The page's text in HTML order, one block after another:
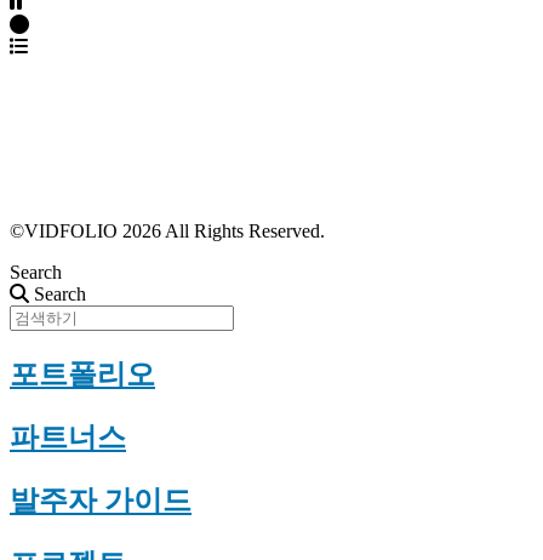
©VIDFOLIO 2026 All Rights Reserved.
Search
Search
포트폴리오
파트너스
발주자 가이드